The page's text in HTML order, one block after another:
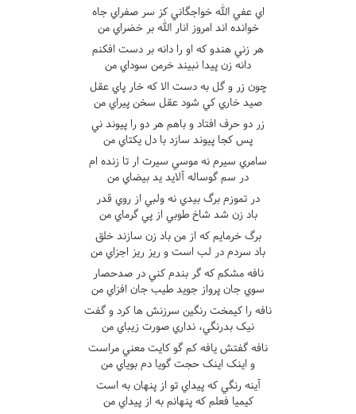
اي عفي الله خواجگاني کز سر صفراي جاه
خوانده اند امروز انار الله بر خضراي من
هر زني هندو که او را دانه بر دست افکنم
دانه زن پيدا نبيند خرمن سوداي من
چون زر و گل به دست الا که خار پاي عقل
صيد خاري کي شود عقل سخن پيراي من
زر دو حرف افتاد و باهم هر دو را پيوند ني
پس کجا پيوند سازد با دل يکتاي من
سامري سيرم نه موسي سيرت ار تا زنده ام
در سم گوساله آلايد يد بيضاي من
در تموزم برگ بيدي نه ولبي از روي قدر
باد زن شد شاخ طوبي از پي گرماي من
برگ خرمايم که از من باد زن سازند خلق
باد سردم در لب است و ريز ريز اجزاي من
نافه مشکم که گر بندم کني در صدحصار
سوي جان پرواز جويد طيب جان افزاي من
نافه را کيمخت رنگين سرزنش ها کرد و گفت
نيک بدرنگي، نداري صورت زيباي من
نافه گفتش يافه کم گو کايت معني مراست
و اينک اينک حجت گويا دم بوياي من
آينه رنگي که پيداي تو از پنهان به است
کيميا فعلم که پنهانم به از پيداي من